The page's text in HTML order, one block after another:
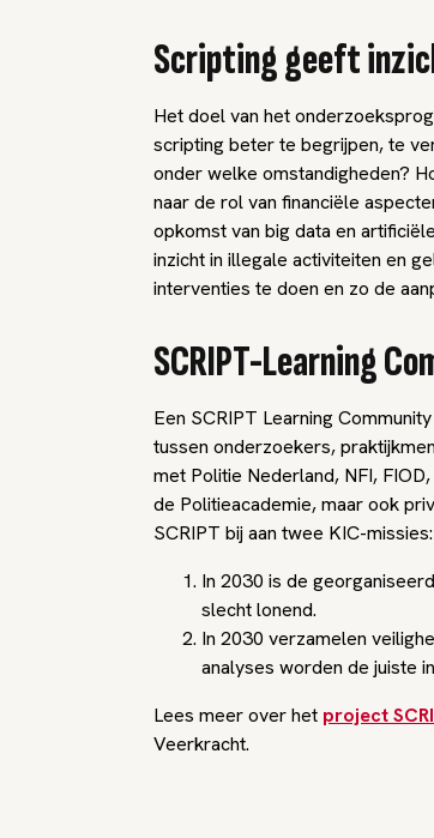
Scripting geeft
Het doel van het
scripting beter te begrijpen, te
onder welke omstandigheden?
naar de rol van financiële
opkomst van big data en
inzicht in illegale activiteiten en
interventies te doen en zo de
SCRIPT-Learning
Een SCRIPT Learning
tussen onderzoekers,
met Politie Nederland, NFI,
de Politieacademie, maar ook
SCRIPT bij aan twee KIC-missies:
In 2030 is de
slecht lonend.
In 2030 verzamelen
analyses worden de juiste
Lees meer over het project
Veerkracht.